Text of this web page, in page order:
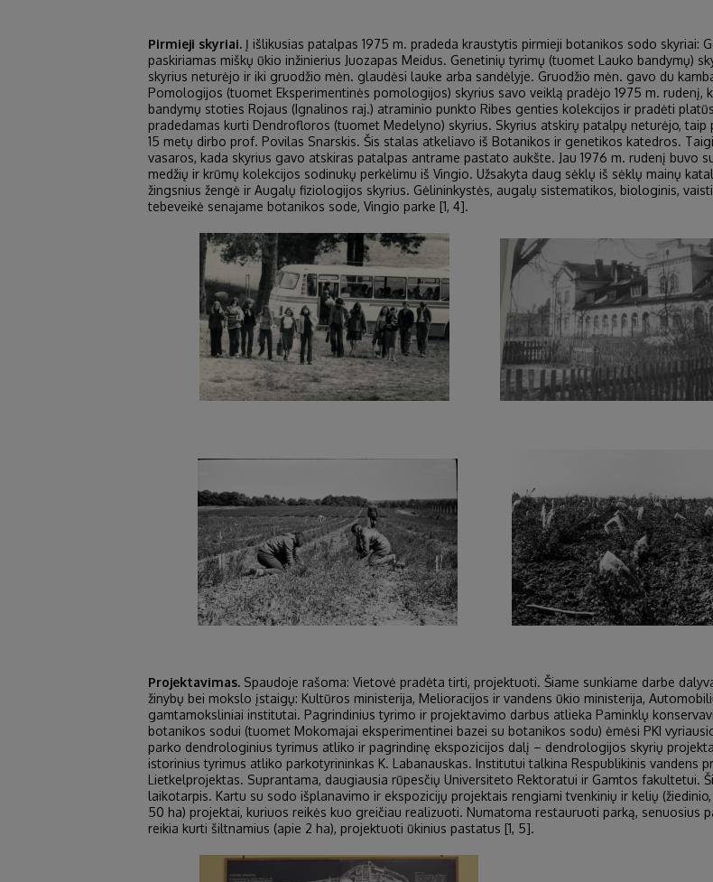
Pirmieji skyriai.Į išlikusias patalpas 1975 m. pradeda kraustytis pirmieji botanikos sodo skyriai:
paskiriamas miškų ūkio inžinierius Juozapas Meidus. Genetinių tyrimų (tuomet Lauko bandymų)
skyrius neturėjo ir iki gruodžio mėn. glaudėsi lauke arba sandėlyje. Gruodžio mėn. gavo du
Pomologijos (tuomet Eksperimentinės pomologijos) skyrius savo veiklą pradėjo 1975 m. rudenį,
bandymų stoties Rojaus (Ignalinos raj.) atraminio punkto Ribes genties kolekcijos ir pradėti
pradedamas kurti Dendrofloros (tuomet Medelyno) skyrius. Skyrius atskirų patalpų neturėjo,
15 metų dirbo prof. Povilas Snarskis. Šis stalas atkeliavo iš Botanikos ir genetikos katedros.
vasaros, kada skyrius gavo atskiras patalpas antrame pastato aukšte. Jau 1976 m. rudenį buvo
medžių ir krūmų kolekcijos sodinukų perkėlimu iš Vingio. Užsakyta daug sėklų iš sėklų mainų
žingsnius žengė ir Augalų fiziologijos skyrius. Gėlininkystės, augalų sistematikos, biologinis,
tebeveikė senajame botanikos sode, Vingio parke [1, 4].
Projektavimas.Spaudoje rašoma: Vietovė pradėta tirti, projektuoti. Šiame sunkiame darbe
žinybų bei mokslo įstaigų: Kultūros ministerija, Melioracijos ir vandens ūkio ministerija,
gamtamoksliniai institutai. Pagrindinius tyrimo ir projektavimo darbus atlieka Paminklų
botanikos sodui (tuomet Mokomajai eksperimentinei bazei su botanikos sodu) ėmėsi PKI
parko dendrologinius tyrimus atliko ir pagrindinę ekspozicijos dalį – dendrologijos skyrių
istorinius tyrimus atliko parkotyrininkas K. Labanauskas. Institutui talkina Respublikinis vandens
Lietkelprojektas. Suprantama, daugiausia rūpesčių Universiteto Rektoratui ir Gamtos fakultetui.
laikotarpis. Kartu su sodo išplanavimo ir ekspozicijų projektais rengiami tvenkinių ir kelių
50 ha) projektai, kuriuos reikės kuo greičiau realizuoti. Numatoma restauruoti parką, senuosius
reikia kurti šiltnamius (apie 2 ha), projektuoti ūkinius pastatus [1, 5].